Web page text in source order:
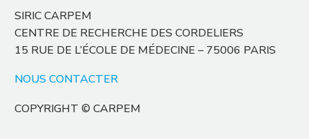
SIRIC CARPEM
CENTRE DE RECHERCHE DES CORDELIERS
15 RUE DE L’ÉCOLE DE MÉDECINE – 75006 PARIS
NOUS CONTACTER
COPYRIGHT © CARPEM